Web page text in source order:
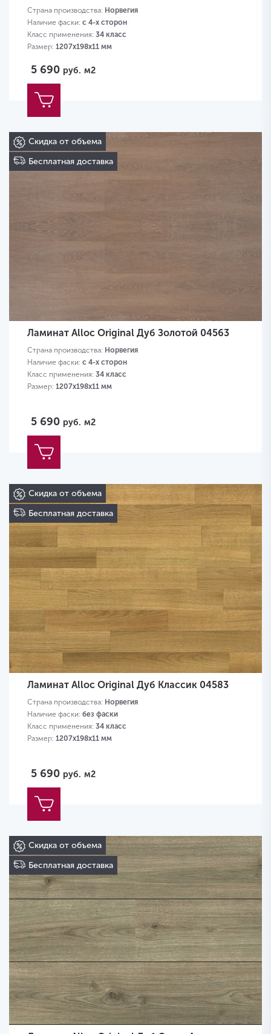
Страна производства: Норвегия
Наличие фаски: с 4-х сторон
Класс применения: 34 класс
Размер: 1207х198х11 мм
5 690 руб. м2
Скидка от объема
Бесплатная доставка
Ламинат Alloc Original Дуб Золотой 04563
Страна производства: Норвегия
Наличие фаски: с 4-х сторон
Класс применения: 34 класс
Размер: 1207х198х11 мм
5 690 руб. м2
Скидка от объема
Бесплатная доставка
Ламинат Alloc Original Дуб Классик 04583
Страна производства: Норвегия
Наличие фаски: без фаски
Класс применения: 34 класс
Размер: 1207х198х11 мм
5 690 руб. м2
Скидка от объема
Бесплатная доставка